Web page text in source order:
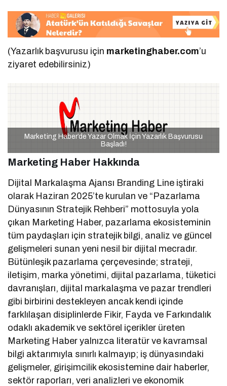
(Yazarlık başvurusu için marketinghaber.com’u
ziyaret edebilirsiniz)
Marketing Haber’de Yazar Olmak İçin Yazarlık Başvurusu
Başladı!
Marketing Haber Hakkında
Dijital Markalaşma Ajansı Branding Line iştiraki
olarak Haziran 2025’te kurulan ve “Pazarlama
Dünyasının Stratejik Rehberi” mottosuyla yola
çıkan Marketing Haber, pazarlama ekosisteminin
tüm paydaşları için stratejik bilgi, analiz ve güncel
gelişmeleri sunan yeni nesil bir dijital mecradır.
Bütünleşik pazarlama çerçevesinde; strateji,
iletişim, marka yönetimi, dijital pazarlama, tüketici
davranışları, dijital markalaşma ve pazar trendleri
gibi birbirini destekleyen ancak kendi içinde
farklılaşan disiplinlerde Fikir, Fayda ve Farkındalık
odaklı akademik ve sektörel içerikler üreten
Marketing Haber yalnızca literatür ve kavramsal
bilgi aktarımıyla sınırlı kalmayıp; iş dünyasındaki
gelişmeler, girişimcilik ekosistemine dair haberler,
sektör raporları, veri analizleri ve ekonomik